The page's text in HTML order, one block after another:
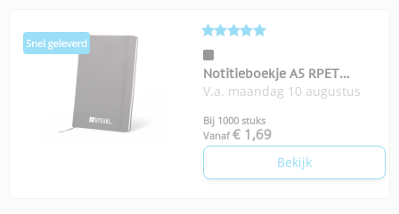
Notitieboekje A5 RPET
Recycle
V.a. maandag 10 augustus
Bij 1000 stuks
Vanaf € 1,69
Bekijk